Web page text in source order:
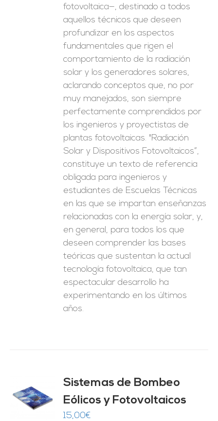
fotovoltaica—, destinado a todos
aquellos técnicos que deseen
profundizar en los aspectos
fundamentales que rigen el
comportamiento de la radiación
solar y los generadores solares,
aclarando conceptos que, no por
muy manejados, son siempre
perfectamente comprendidos por
los ingenieros y proyectistas de
plantas fotovoltaicas. "Radiación
Solar y Dispositivos Fotovoltaicos”,
constituye un texto de referencia
obligada para ingenieros y
estudiantes de Escuelas Técnicas
en las que se impartan enseñanzas
relacionadas con la energía solar, y,
en general, para todos los que
deseen comprender las bases
teóricas que sustentan la actual
tecnología fotovoltaica, que tan
espectacular desarrollo ha
experimentando en los últimos
años.
Sistemas de Bombeo
Eólicos y Fotovoltaicos
15,00€